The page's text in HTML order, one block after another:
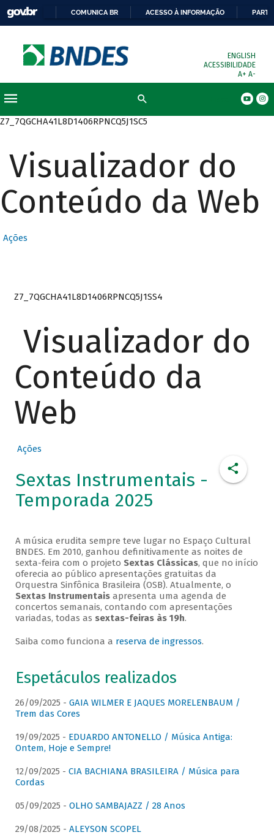
COMUNICA BR ACESSO À INFORMAÇÃO
ENGLISH
ACESSIBILIDADE
A+ A-
Z7_7QGCHA41L8D1406RPNCQ5J1SC5
Visualizador do
Conteúdo da Web
Ações
Z7_7QGCHA41L8D1406RPNCQ5J1SS4
Visualizador do
Conteúdo da
Web
Ações
Sextas Instrumentais -
Temporada 2025
A música erudita sempre teve lugar no Espaço Cultural
BNDES. Em 2010, ganhou definitivamente as noites de
sexta-feira com o projeto Sextas Clássicas, que no início
oferecia ao público apresentações gratuitas da
Orquestra Sinfônica Brasileira (OSB). Atualmente, o
Sextas Instrumentaisapresenta uma agenda de
concertos semanais, contando com apresentações
variadas, todas as sextas-feiras às 19h.
Saiba como funciona a reserva de ingressos.
Espetáculos realizados
26/09/2025 - GAIA WILMER E JAQUES MORELENBAUM /
Trem das Cores
19/09/2025 - EDUARDO ANTONELLO / Música Antiga:
Ontem, Hoje e Sempre!
12/09/2025 - CIA BACHIANA BRASILEIRA / Música para
Cordas
05/09/2025 - OLHO SAMBAJAZZ / 28 Anos
29/08/2025 - ALEYSON SCOPEL